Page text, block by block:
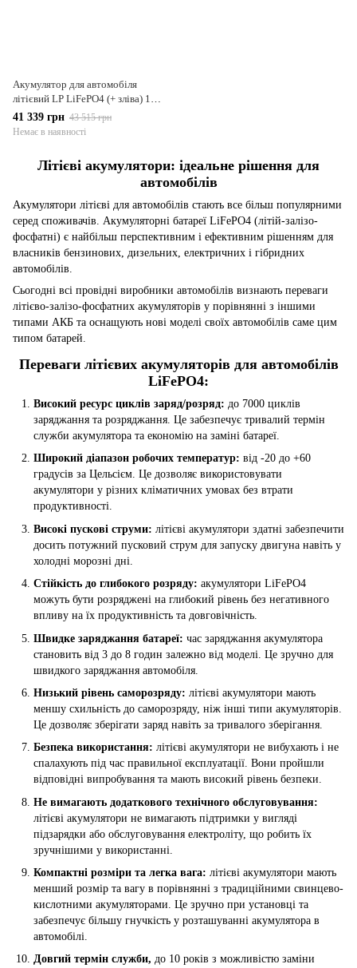
Акумулятор для автомобіля
літієвий LP LiFePO4 (+ зліва) 12V
- 230 Ah
41 339 грн 43 515 грн
Немає в наявності
Літієві акумулятори: ідеальне рішення для
автомобілів
Акумулятори літієві для автомобілів стають все більш популярними
серед споживачів. Акумуляторні батареї LiFePO4 (літій-залізо-
фосфатні) є найбільш перспективним і ефективним рішенням для
власників бензинових, дизельних, електричних і гібридних
автомобілів.
Сьогодні всі провідні виробники автомобілів визнають переваги
літієво-залізо-фосфатних акумуляторів у порівнянні з іншими
типами АКБ та оснащують нові моделі своїх автомобілів саме цим
типом батарей.
Переваги літієвих акумуляторів для автомобілів
LiFePO4:
Високий ресурс циклів заряд/розряд: до 7000 циклів
заряджання та розряджання. Це забезпечує тривалий термін
служби акумулятора та економію на заміні батареї.
Широкий діапазон робочих температур: від -20 до +60
градусів за Цельсієм. Це дозволяє використовувати
акумулятори у різних кліматичних умовах без втрати
продуктивності.
Високі пускові струми: літієві акумулятори здатні забезпечити
досить потужний пусковий струм для запуску двигуна навіть у
холодні морозні дні.
Стійкість до глибокого розряду: акумулятори LiFePO4
можуть бути розряджені на глибокий рівень без негативного
впливу на їх продуктивність та довговічність.
Швидке заряджання батареї: час заряджання акумулятора
становить від 3 до 8 годин залежно від моделі. Це зручно для
швидкого заряджання автомобіля.
Низький рівень саморозряду: літієві акумулятори мають
меншу схильність до саморозряду, ніж інші типи акумуляторів.
Це дозволяє зберігати заряд навіть за тривалого зберігання.
Безпека використання: літієві акумулятори не вибухають і не
спалахують під час правильної експлуатації. Вони пройшли
відповідні випробування та мають високий рівень безпеки.
Не вимагають додаткового технічного обслуговування:
літієві акумулятори не вимагають підтримки у вигляді
підзарядки або обслуговування електроліту, що робить їх
зручнішими у використанні.
Компактні розміри та легка вага: літієві акумулятори мають
менший розмір та вагу в порівнянні з традиційними свинцево-
кислотними акумуляторами. Це зручно при установці та
забезпечує більшу гнучкість у розташуванні акумулятора в
автомобілі.
Довгий термін служби, до 10 років з можливістю заміни